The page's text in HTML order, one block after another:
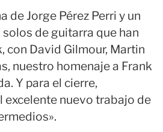
de Jorge Pérez Perri y un
de guitarra que han
con David Gilmour, Martin
nuestro homenaje a Frank
Y para el cierre,
nuevo trabajo de